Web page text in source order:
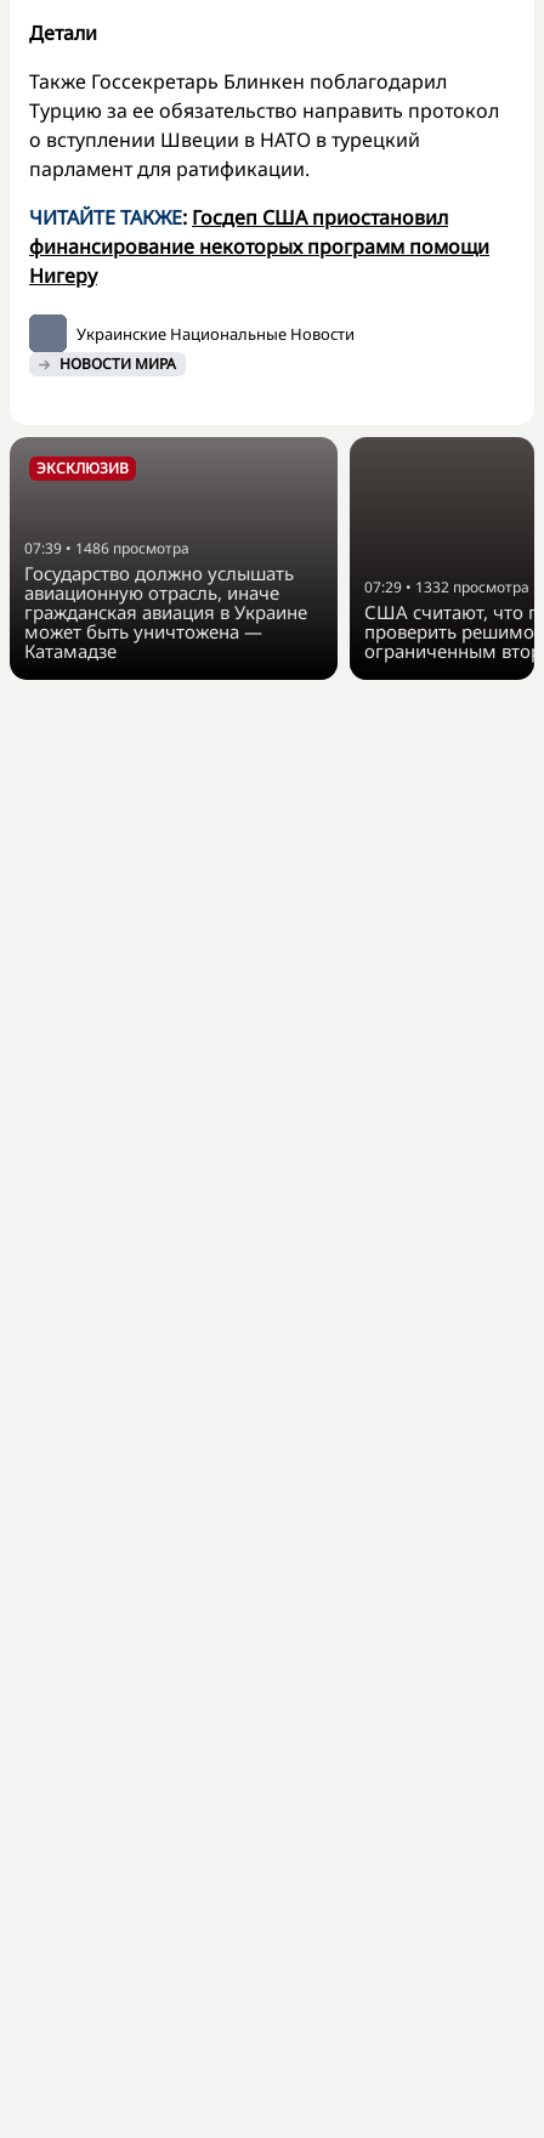
Детали
Также Госсекретарь Блинкен поблагодарил
Турцию за ее обязательство направить протокол
о вступлении Швеции в НАТО в турецкий
парламент для ратификации.
ЧИТАЙТЕ ТАКЖЕ: Госдеп США приостановил
финансирование некоторых программ помощи
Нигеру
Украинские Национальные Новости
НОВОСТИ МИРА
ЭКСКЛЮЗИВ
07:39 • 1486 просмотра
Государство должно услышать
авиационную отрасль, иначе
гражданская авиация в Украине
может быть уничтожена —
Катамадзе
07:29 • 1332 просмотра
США считают, что
проверить
ограниченным